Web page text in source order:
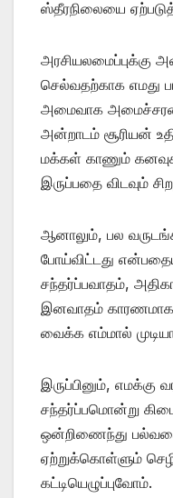
ஸ்தீரநிலையை
செல்வதற்காக எமது
அமைவாக
அன்றாடம் சூரியன்
மக்கள் காணும்
இருப்பதை விடவும்
ஆனாலும், பல
போய்விட்டது
சந்தர்ப்பவாதம்,
இனவாதம் காரணமாக
வைக்க எம்மால்
இருப்பினும், எமக்கு
சந்தர்ப்பமொன்று
ஒன்றிணைந்து
ஏற்றுக்கொள்ளும்
கட்டியெழுப்புவோம்.